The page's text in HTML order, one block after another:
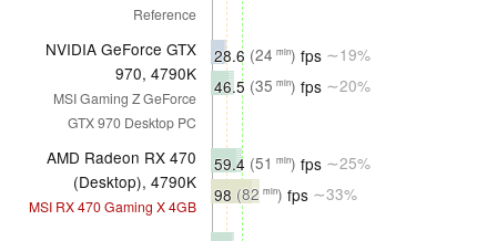
Reference
NVIDIA GeForce GTX
970, 4790K
MSI Gaming Z GeForce
GTX 970 Desktop PC
28.6 (24 min) fps ∼19%
46.5 (35 min) fps ∼20%
AMD Radeon RX 470
(Desktop), 4790K
MSI RX 470 Gaming X 4GB
59.4 (51 min) fps ∼25%
98 (82 min) fps ∼33%